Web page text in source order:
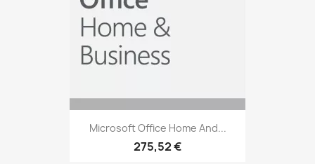
Microsoft Office Home And...
275,52 €